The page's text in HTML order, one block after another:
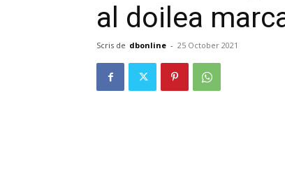
al doilea
Scris de dbonline - 25 October 2021